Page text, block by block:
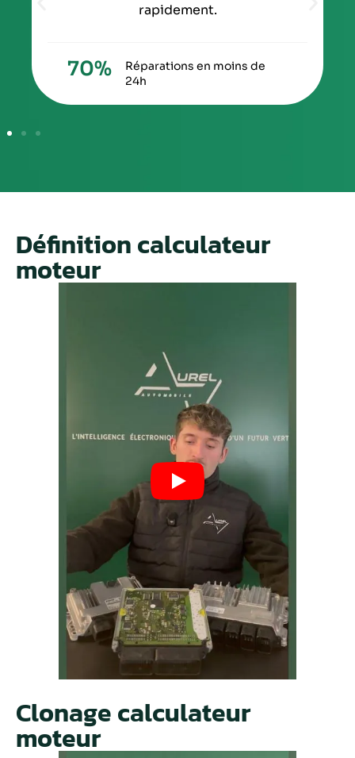
rapidement.
Réparations en moins de
24h
70%
Définition calculateur
moteur
Clonage calculateur
moteur